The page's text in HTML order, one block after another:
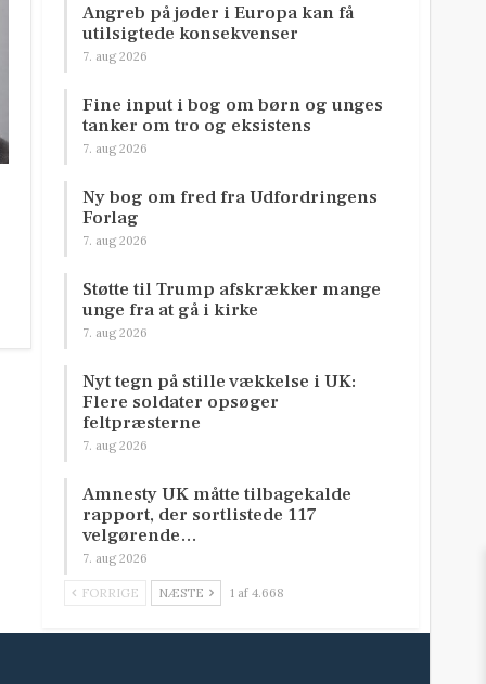
Angreb på jøder i Europa kan få
utilsigtede konsekvenser
7. aug 2026
Fine input i bog om børn og unges
tanker om tro og eksistens
7. aug 2026
Ny bog om fred fra Udfordringens
Forlag
7. aug 2026
Støtte til Trump afskrækker mange
unge fra at gå i kirke
7. aug 2026
Nyt tegn på stille vækkelse i UK:
Flere soldater opsøger
feltpræsterne
7. aug 2026
Amnesty UK måtte tilbagekalde
rapport, der sortlistede 117
velgørende…
7. aug 2026
FORRIGE NÆSTE 1 af 4.668